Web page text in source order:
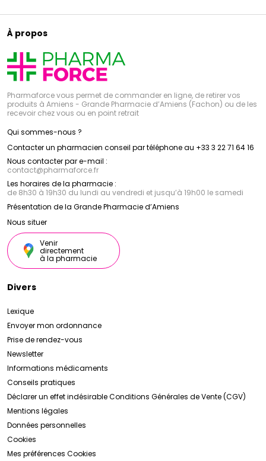
À propos
Pharmaforce vous permet de commander en ligne, de retirer vos
produits à Amiens - Grande Pharmacie d’Amiens (Fachon) ou de les
recevoir chez vous ou en point retrait
Qui sommes-nous ?
Contacter un pharmacien conseil par téléphone au +33 3 22 71 64 16
Nous contacter par e-mail :
contact@pharmaforce.fr
Les horaires de la pharmacie :
de 8h30 à 19h30 du lundi au vendredi et jusqu’à 19h00 le samedi
Présentation de la Grande Pharmacie d’Amiens
Nous situer
Venir
directement
à la pharmacie
Divers
Lexique
Envoyer mon ordonnance
Prise de rendez-vous
Newsletter
Informations médicaments
Conseils pratiques
Déclarer un effet indésirableConditions Générales de Vente (CGV)
Mentions légales
Données personnelles
Cookies
Mes préférences Cookies